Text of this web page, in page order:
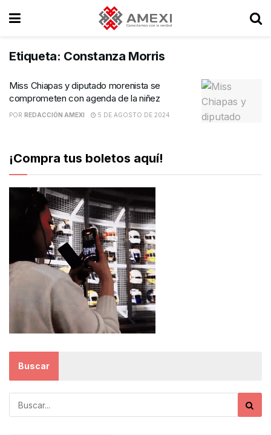
Etiqueta: Constanza Morris
Miss Chiapas y diputado morenista se
comprometen con agenda de la niñez
POR REDACCIÓN AMEXI 5 DE AGOSTO DE 2024
¡Compra tus boletos aquí!
Buscar